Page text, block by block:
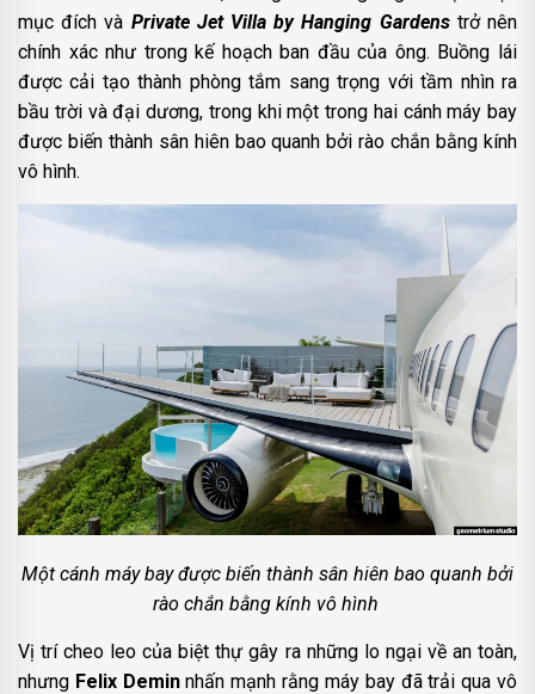
mục đích và Private Jet Villa by Hanging Gardenstrở nên
chính xác như trong kế hoạch ban đầu của ông. Buồng lái
được cải tạo thành phòng tắm sang trọng với tầm nhìn ra
bầu trời và đại dương, trong khi một trong hai cánh máy bay
được biến thành sân hiên bao quanh bởi rào chắn bằng kính
vô hình.
Một cánh máy bay được biến thành sân hiên bao quanh bởi
rào chắn bằng kính vô hình
Vị trí cheo leo của biệt thự gây ra những lo ngại về an toàn,
nhưng Felix Deminnhấn mạnh rằng máy bay đã trải qua vô